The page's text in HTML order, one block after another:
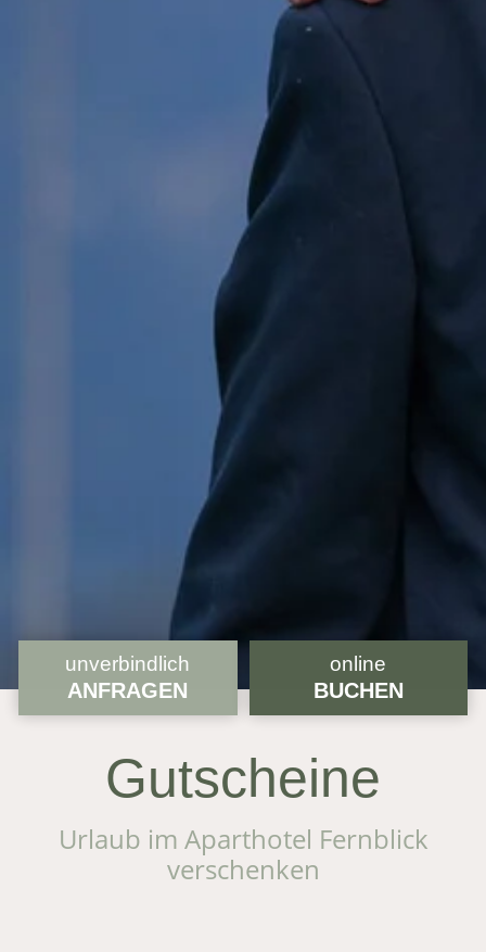
unverbindlich
ANFRAGEN
online
BUCHEN
Gutscheine
Urlaub im Aparthotel Fernblick
verschenken